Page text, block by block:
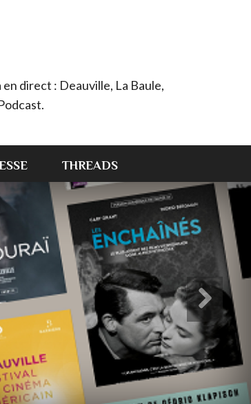
direct : Deauville, La Baule,
THREADS